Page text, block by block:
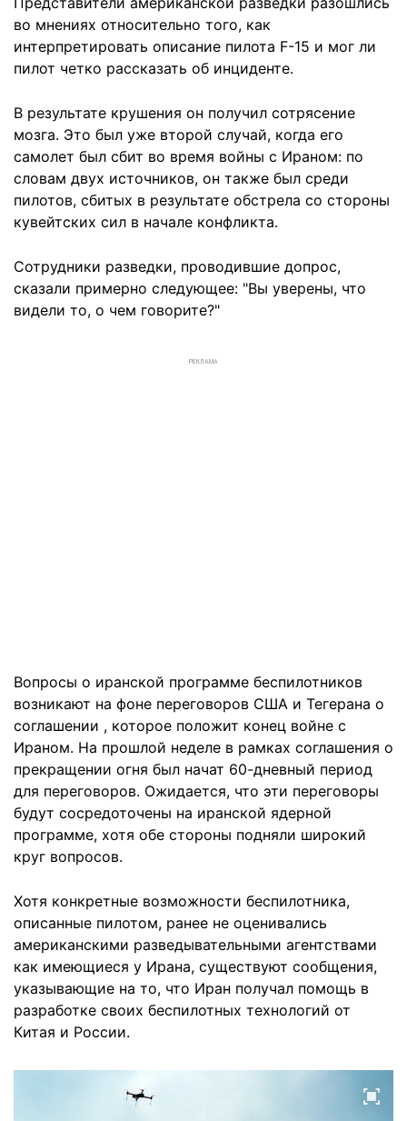
во мнениях относительно того, как
интерпретировать описание пилота F-15 и мог ли
пилот четко рассказать об инциденте.
В результате крушения он получил сотрясение
мозга. Это был уже второй случай, когда его
самолет был сбит во время войны с Ираном: по
словам двух источников, он также был среди
пилотов, сбитых в результате обстрела со стороны
кувейтских сил в начале конфликта.
Сотрудники разведки, проводившие допрос,
сказали примерно следующее: "Вы уверены, что
видели то, о чем говорите?"
РЕКЛАМА
Вопросы о иранской программе беспилотников
возникают на фоне переговоров США и Тегерана о
соглашении , которое положит конец войне с
Ираном. На прошлой неделе в рамках соглашения о
прекращении огня был начат 60-дневный период
для переговоров. Ожидается, что эти переговоры
будут сосредоточены на иранской ядерной
программе, хотя обе стороны подняли широкий
круг вопросов.
Хотя конкретные возможности беспилотника,
описанные пилотом, ранее не оценивались
американскими разведывательными агентствами
как имеющиеся у Ирана, существуют сообщения,
указывающие на то, что Иран получал помощь в
разработке своих беспилотных технологий от
Китая и России.